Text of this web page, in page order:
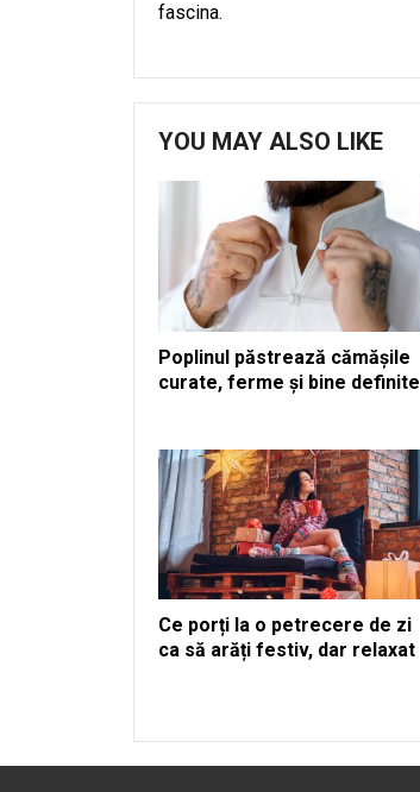
fascina.
YOU MAY ALSO LIKE
Poplinul păstrează cămășile
curate, ferme și bine definite
Ce porți la o petrecere de zi
ca să arăți festiv, dar relaxat